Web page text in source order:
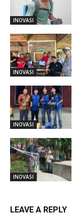
INOVASI
INOVASI
INOVASI
INOVASI
LEAVE A REPLY